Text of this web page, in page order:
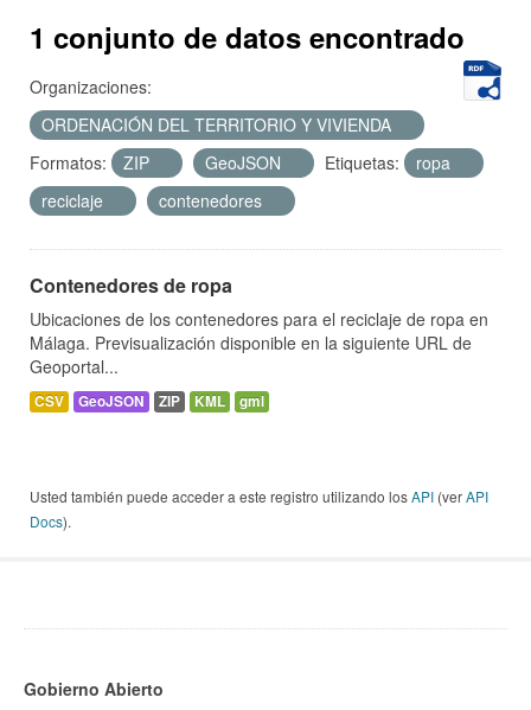
Acerca de
1 conjunto de datos encontrado
Organizaciones:
ORDENACIÓN DEL TERRITORIO Y VIVIENDA
Formatos:
ZIP GeoJSON Etiquetas:
ropa
reciclaje
contenedores
Contenedores de ropa
Ubicaciones de los contenedores para el reciclaje de ropa en
Málaga. Previsualización disponible en la siguiente URL de
Geoportal...
CSV GeoJSON ZIP KML gml
Usted también puede acceder a este registro utilizando losAPI (verAPI
Docs).
Gobierno Abierto